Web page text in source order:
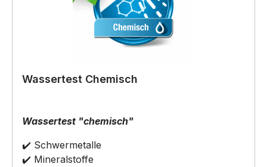
Wassertest Chemisch
Wassertest "chemisch"
✔️ Schwermetalle
✔️ Mineralstoffe